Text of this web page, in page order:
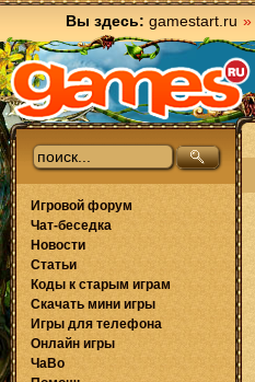
Вы здесь: gamestart.ru »
Игровой форум
Чат-беседка
Новости
Статьи
Коды к старым играм
Скачать мини игры
Игры для телефона
Онлайн игры
ЧаВо